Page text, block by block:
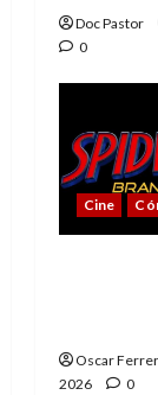
Doc Pastor
0
Cine
Oscar Ferrer
2026
0